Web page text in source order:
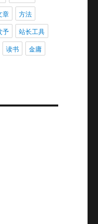
章
方法
予
站长工具
读书
金庸